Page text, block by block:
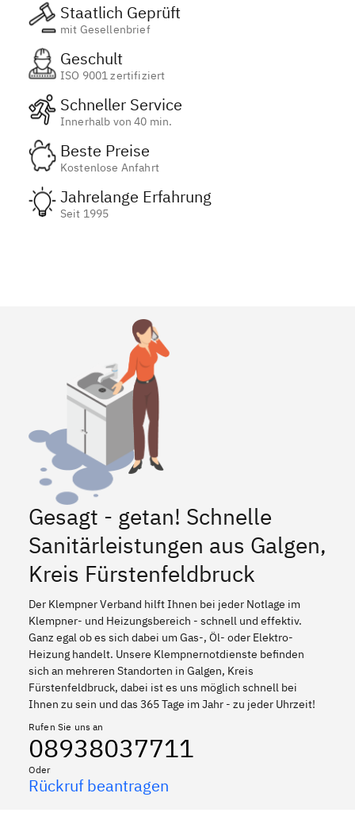
Staatlich Geprüft
mit Gesellenbrief
Geschult
ISO 9001 zertifiziert
Schneller Service
Innerhalb von 40 min.
Beste Preise
Kostenlose Anfahrt
Jahrelange Erfahrung
Seit 1995
Gesagt - getan! Schnelle
Sanitärleistungen aus Galgen,
Kreis Fürstenfeldbruck
Der Klempner Verband hilft Ihnen bei jeder Notlage im
Klempner- und Heizungsbereich - schnell und effektiv.
Ganz egal ob es sich dabei um Gas-, Öl- oder Elektro-
Heizung handelt. Unsere Klempnernotdienste befinden
sich an mehreren Standorten in Galgen, Kreis
Fürstenfeldbruck, dabei ist es uns möglich schnell bei
Ihnen zu sein und das 365 Tage im Jahr - zu jeder Uhrzeit!
Rufen Sie uns an
08938037711
Oder
Rückruf beantragen